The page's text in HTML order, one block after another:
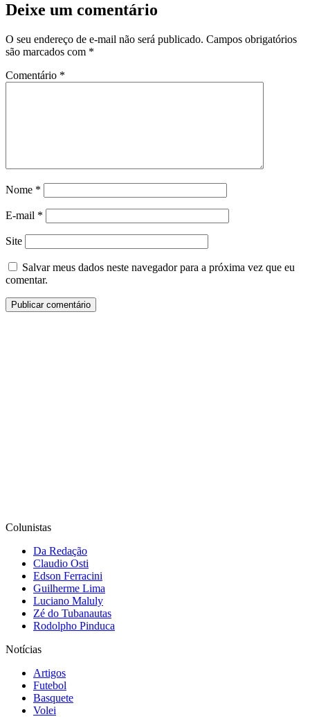
Deixe um comentário
O seu endereço de e-mail não será publicado. Campos obrigatórios
são marcados com *
Comentário *
Nome *
E-mail *
Site
Salvar meus dados neste navegador para a próxima vez que eu
comentar.
Colunistas
Da Redação
Claudio Osti
Edson Ferracini
Guilherme Lima
Luciano Maluly
Zé do Tubanautas
Rodolpho Pinduca
Notícias
Artigos
Futebol
Basquete
Volei